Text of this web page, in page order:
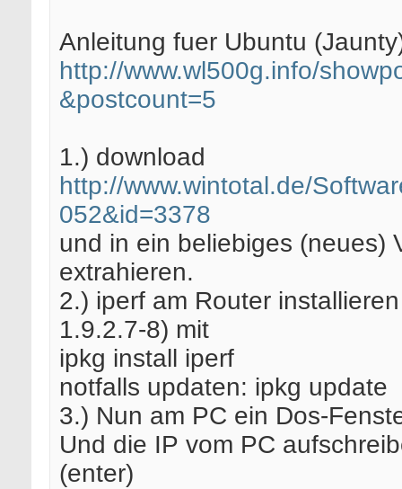
Anleitung fuer Ubuntu
http://www.wl500g.info/
&postcount=5
1.) download
http://www.wintotal.de/
052&id=3378
und in ein beliebiges (neues)
extrahieren.
2.) iperf am Router
1.9.2.7-8) mit
ipkg install iperf
notfalls updaten: ipkg update
3.) Nun am PC ein Dos-
Und die IP vom PC
(enter)